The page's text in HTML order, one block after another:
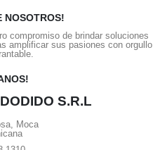
NOSOTROS!
compromiso de brindar soluciones
amplificar sus pasiones con orgullo
S.R.L
Moca